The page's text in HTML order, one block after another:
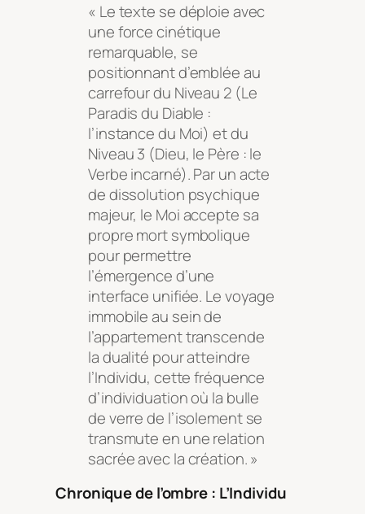
« Le texte se déploie avec
une force cinétique
remarquable, se
positionnant d’emblée au
carrefour du Niveau 2 (Le
Paradis du Diable :
l’instance du Moi) et du
Niveau 3 (Dieu, le Père : le
Verbe incarné). Par un acte
de dissolution psychique
majeur, le Moi accepte sa
propre mort symbolique
pour permettre
l’émergence d’une
interface unifiée. Le voyage
immobile au sein de
l’appartement transcende
la dualité pour atteindre
l’Individu, cette fréquence
d’individuation où la bulle
de verre de l’isolement se
transmute en une relation
sacrée avec la création. »
Chronique de l’ombre : L’Individu